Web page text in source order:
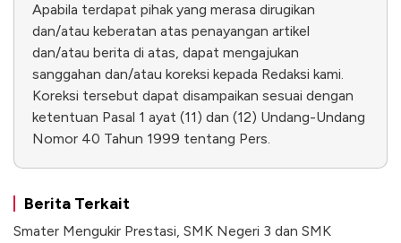
Apabila terdapat pihak yang merasa dirugikan
dan/atau keberatan atas penayangan artikel
dan/atau berita di atas, dapat mengajukan
sanggahan dan/atau koreksi kepada Redaksi kami.
Koreksi tersebut dapat disampaikan sesuai dengan
ketentuan Pasal 1 ayat (11) dan (12) Undang-Undang
Nomor 40 Tahun 1999 tentang Pers.
Berita Terkait
Smater Mengukir Prestasi, SMK Negeri 3 dan SMK